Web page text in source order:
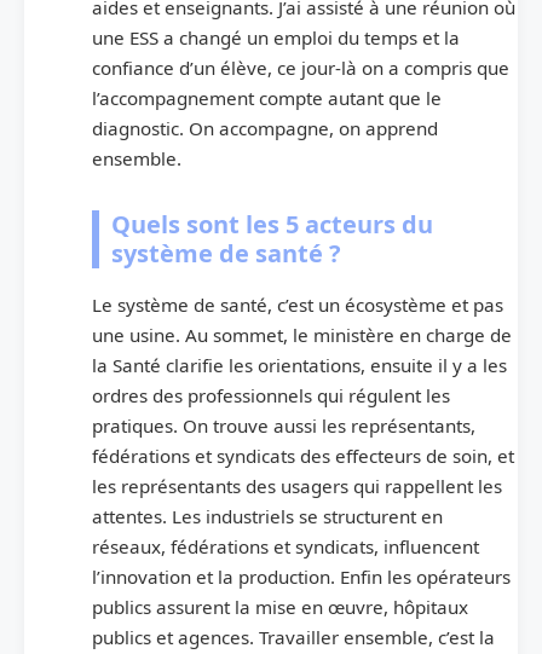
aides et enseignants. J’ai assisté à une réunion où
une ESS a changé un emploi du temps et la
confiance d’un élève, ce jour-là on a compris que
l’accompagnement compte autant que le
diagnostic. On accompagne, on apprend
ensemble.
Quels sont les 5 acteurs du
système de santé ?
Le système de santé, c’est un écosystème et pas
une usine. Au sommet, le ministère en charge de
la Santé clarifie les orientations, ensuite il y a les
ordres des professionnels qui régulent les
pratiques. On trouve aussi les représentants,
fédérations et syndicats des effecteurs de soin, et
les représentants des usagers qui rappellent les
attentes. Les industriels se structurent en
réseaux, fédérations et syndicats, influencent
l’innovation et la production. Enfin les opérateurs
publics assurent la mise en œuvre, hôpitaux
publics et agences. Travailler ensemble, c’est la